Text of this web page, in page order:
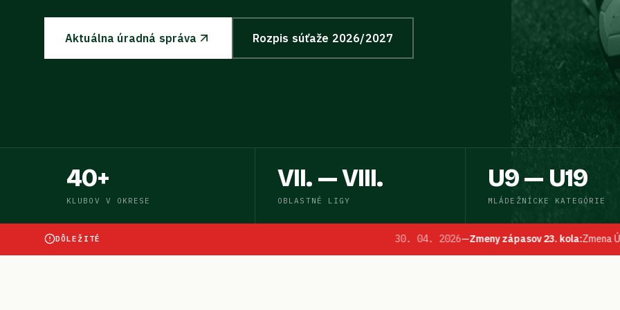
Aktuálna úradná správa Rozpis súťaže 2026/2027
40+
KLUBOV V OKRESE
VII. — VIII.
OBLASTNÉ LIGY
U9 — U19
MLÁDEŽNÍCKE KATEGÓRIE
DÔLEŽITÉ Zmeny zápasov 23. kola:Zmena ÚHČ stretnutí Bory –